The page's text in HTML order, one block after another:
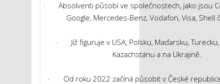
· Absolventi působí ve společnostech, jako jsou
Google, Mercedes-Benz, Vodafon, Visa, Shell
· Již figuruje v USA, Polsku, Maďarsku,
Kazachstánu a na Ukrajině.
· Od roku 2022 začíná působit v České